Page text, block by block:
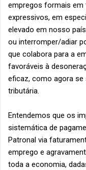
empregos formais em
expressivos, em
elevado em nosso
ou interromper/adiar
que colabora para a
favoráveis à
eficaz, como agora
tributária.
Entendemos que os
sistemática de
Patronal via
emprego e
toda a economia,